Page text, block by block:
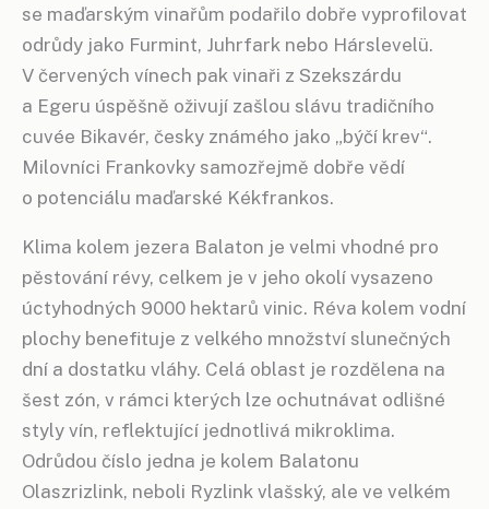
se maďarským vinařům podařilo dobře vyprofilovat
odrůdy jako Furmint, Juhrfark nebo Hárslevelü.
V červených vínech pak vinaři z Szekszárdu
a Egeru úspěšně oživují zašlou slávu tradičního
cuvée Bikavér, česky známého jako „býčí krev“.
Milovníci Frankovky samozřejmě dobře vědí
o potenciálu maďarské Kékfrankos.
Klima kolem jezera Balaton je velmi vhodné pro
pěstování révy, celkem je v jeho okolí vysazeno
úctyhodných 9000 hektarů vinic. Réva kolem vodní
plochy benefituje z velkého množství slunečných
dní a dostatku vláhy. Celá oblast je rozdělena na
šest zón, v rámci kterých lze ochutnávat odlišné
styly vín, reflektující jednotlivá mikroklima.
Odrůdou číslo jedna je kolem Balatonu
Olaszrizlink, neboli Ryzlink vlašský, ale ve velkém